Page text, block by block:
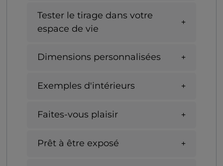
Tester le tirage dans votre
espace de vie
Dimensions personnalisées
Exemples d'intérieurs
Faites-vous plaisir
Prêt à être exposé